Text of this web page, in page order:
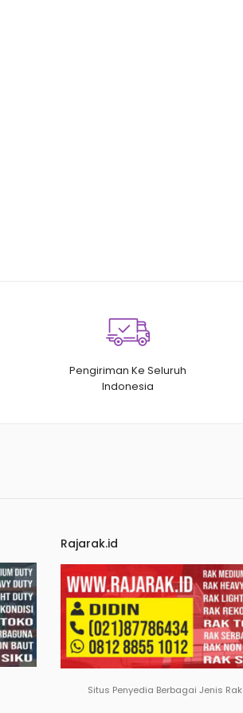
Pengiriman Ke Seluruh
Indonesia
Rajarak.id
Situs Penyedia Berbagai Jenis Rak